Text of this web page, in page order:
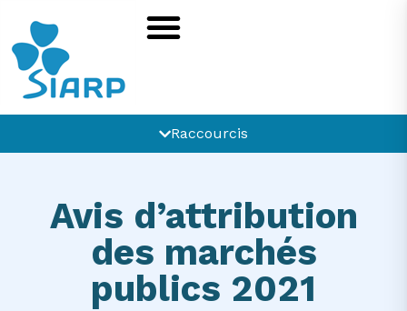
Raccourcis
Avis d’attribution
des marchés
publics 2021